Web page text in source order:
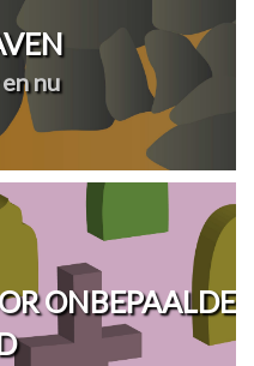
nu
ONBEPAALDE